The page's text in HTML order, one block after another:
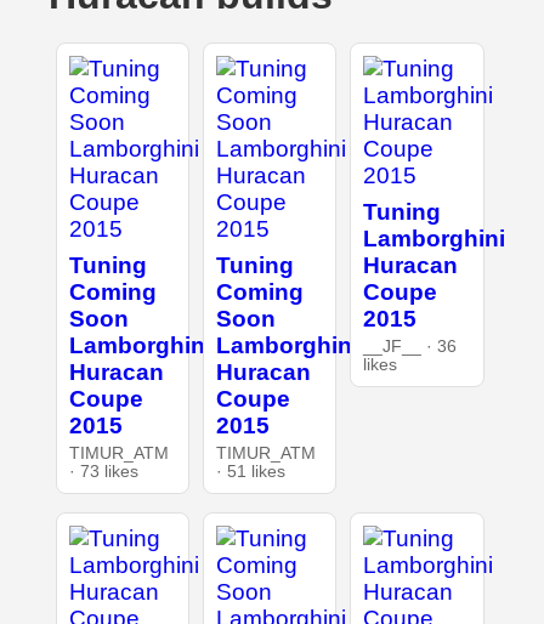
Tuning
Coming
Soon
Lamborghini
Huracan
Coupe
2015
TIMUR_ATM
· 73 likes
Tuning
Coming
Soon
Lamborghini
Huracan
Coupe
2015
TIMUR_ATM
· 51 likes
Tuning
Lamborghini
Huracan
Coupe
2015
__JF__ · 36
likes